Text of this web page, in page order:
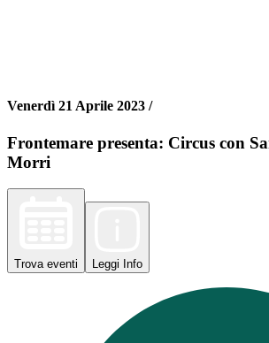
Venerdì 21 Aprile 2023 /
Frontemare presenta: Circus con
Morri
Trova eventi Leggi Info